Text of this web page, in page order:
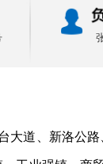
道、新洛公路